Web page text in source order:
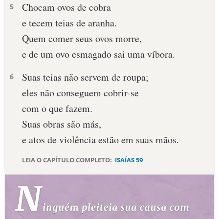
10 MANDAMENTOS
ESTUDOS BÍBLICOS
TEMAS
PERGUNTE À BÍBLIA IA
TERMO BÍBLICO JOGOS
QUEM SOMOS
LOJA BÍBLIAON
5
Chocam ovos de cobra
e tecem teias de aranha.
Quem comer seus ovos morre,
e de um ovo esmagado sai uma víbora.
6
Suas teias não servem de roupa;
eles não conseguem cobrir-se
com o que fazem.
Suas obras são más,
e atos de violência estão em suas mãos.
LEIA O CAPÍTULO COMPLETO: ISAÍAS 59